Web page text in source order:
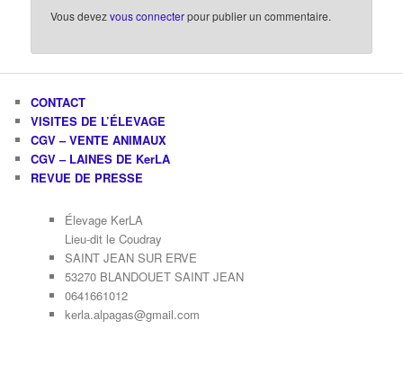
Vous devezvous connecterpour publier un commentaire.
CONTACT
VISITES DE L’ÉLEVAGE
CGV – VENTE ANIMAUX
CGV – LAINES DE KerLA
REVUE DE PRESSE
Élevage KerLA
Lieu-dit le Coudray
SAINT JEAN SUR ERVE
53270 BLANDOUET SAINT JEAN
0641661012
kerla.alpagas@gmail.com